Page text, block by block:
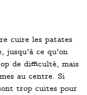
cuire les patates
jusqu'à ce qu'on
de difficulté, mais
au centre. Si
trop cuites pour